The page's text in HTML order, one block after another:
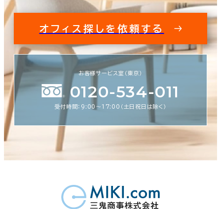
オフィス探しを依頼する
お客様サービス室（東京）
0120-534-011
受付時間：9:00〜17:00（土日祝日は除く）